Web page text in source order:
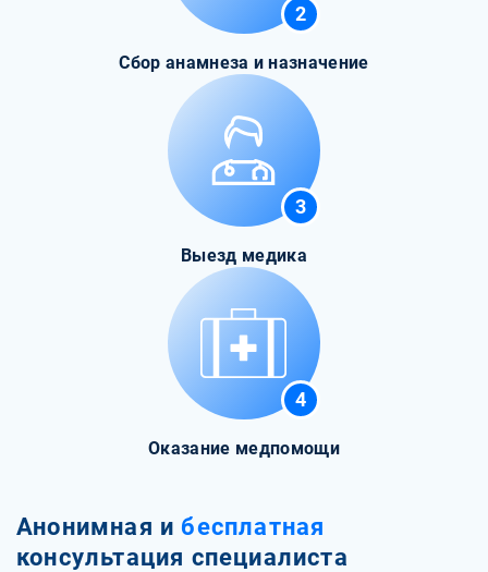
2
Сбор анамнеза и назначение
3
Выезд медика
4
Оказание медпомощи
Анонимная и бесплатная
консультация специалиста